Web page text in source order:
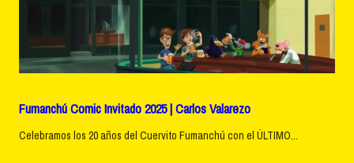
Fumanchú Comic Invitado 2025 | Carlos Valarezo
Celebramos los 20 años del Cuervito Fumanchú con el ÚLTIMO...